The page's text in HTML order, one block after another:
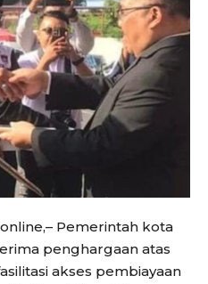
Pemerintah kota
penghargaan atas
akses pembiayaan